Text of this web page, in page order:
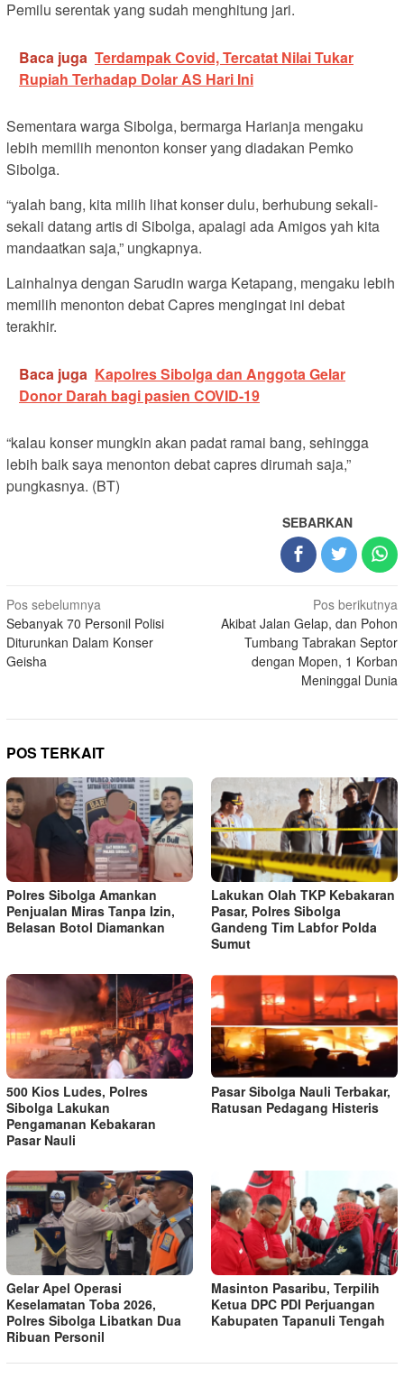
Pemilu serentak yang sudah menghitung jari.
Baca juga Terdampak Covid, Tercatat Nilai Tukar
Rupiah Terhadap Dolar AS Hari Ini
Sementara warga Sibolga, bermarga Harianja mengaku
lebih memilih menonton konser yang diadakan Pemko
Sibolga.
“yalah bang, kita milih lihat konser dulu, berhubung sekali-
sekali datang artis di Sibolga, apalagi ada Amigos yah kita
mandaatkan saja,” ungkapnya.
Lainhalnya dengan Sarudin warga Ketapang, mengaku lebih
memilih menonton debat Capres mengingat ini debat
terakhir.
Baca juga Kapolres Sibolga dan Anggota Gelar
Donor Darah bagi pasien COVID-19
“kalau konser mungkin akan padat ramai bang, sehingga
lebih baik saya menonton debat capres dirumah saja,”
pungkasnya. (BT)
SEBARKAN
Navigasi
pos
Pos sebelumnya
Sebanyak 70 Personil Polisi
Diturunkan Dalam Konser
Geisha
Pos berikutnya
Akibat Jalan Gelap, dan Pohon
Tumbang Tabrakan Septor
dengan Mopen, 1 Korban
Meninggal Dunia
POS TERKAIT
Polres Sibolga Amankan
Penjualan Miras Tanpa Izin,
Belasan Botol Diamankan
Lakukan Olah TKP Kebakaran
Pasar, Polres Sibolga
Gandeng Tim Labfor Polda
Sumut
500 Kios Ludes, Polres
Sibolga Lakukan
Pengamanan Kebakaran
Pasar Nauli
Pasar Sibolga Nauli Terbakar,
Ratusan Pedagang Histeris
Gelar Apel Operasi
Keselamatan Toba 2026,
Polres Sibolga Libatkan Dua
Ribuan Personil
Masinton Pasaribu, Terpilih
Ketua DPC PDI Perjuangan
Kabupaten Tapanuli Tengah